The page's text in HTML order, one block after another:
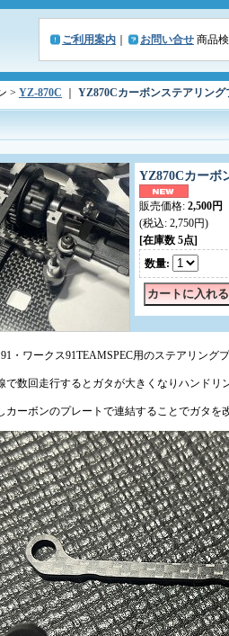
ご利用案内 お問い合せ 商品
> YZ-870C YZ870Cカーボンステアリング
YZ870Cカーボ
販売価格: 2,500円
(税込: 2,750円)
[在庫数 5点]
数量:
・ワークス91TEAMSPEC用のステアリング
で数回走行するとガタが大きくなりハンドリ
カーボンのプレートで連結することでガタを